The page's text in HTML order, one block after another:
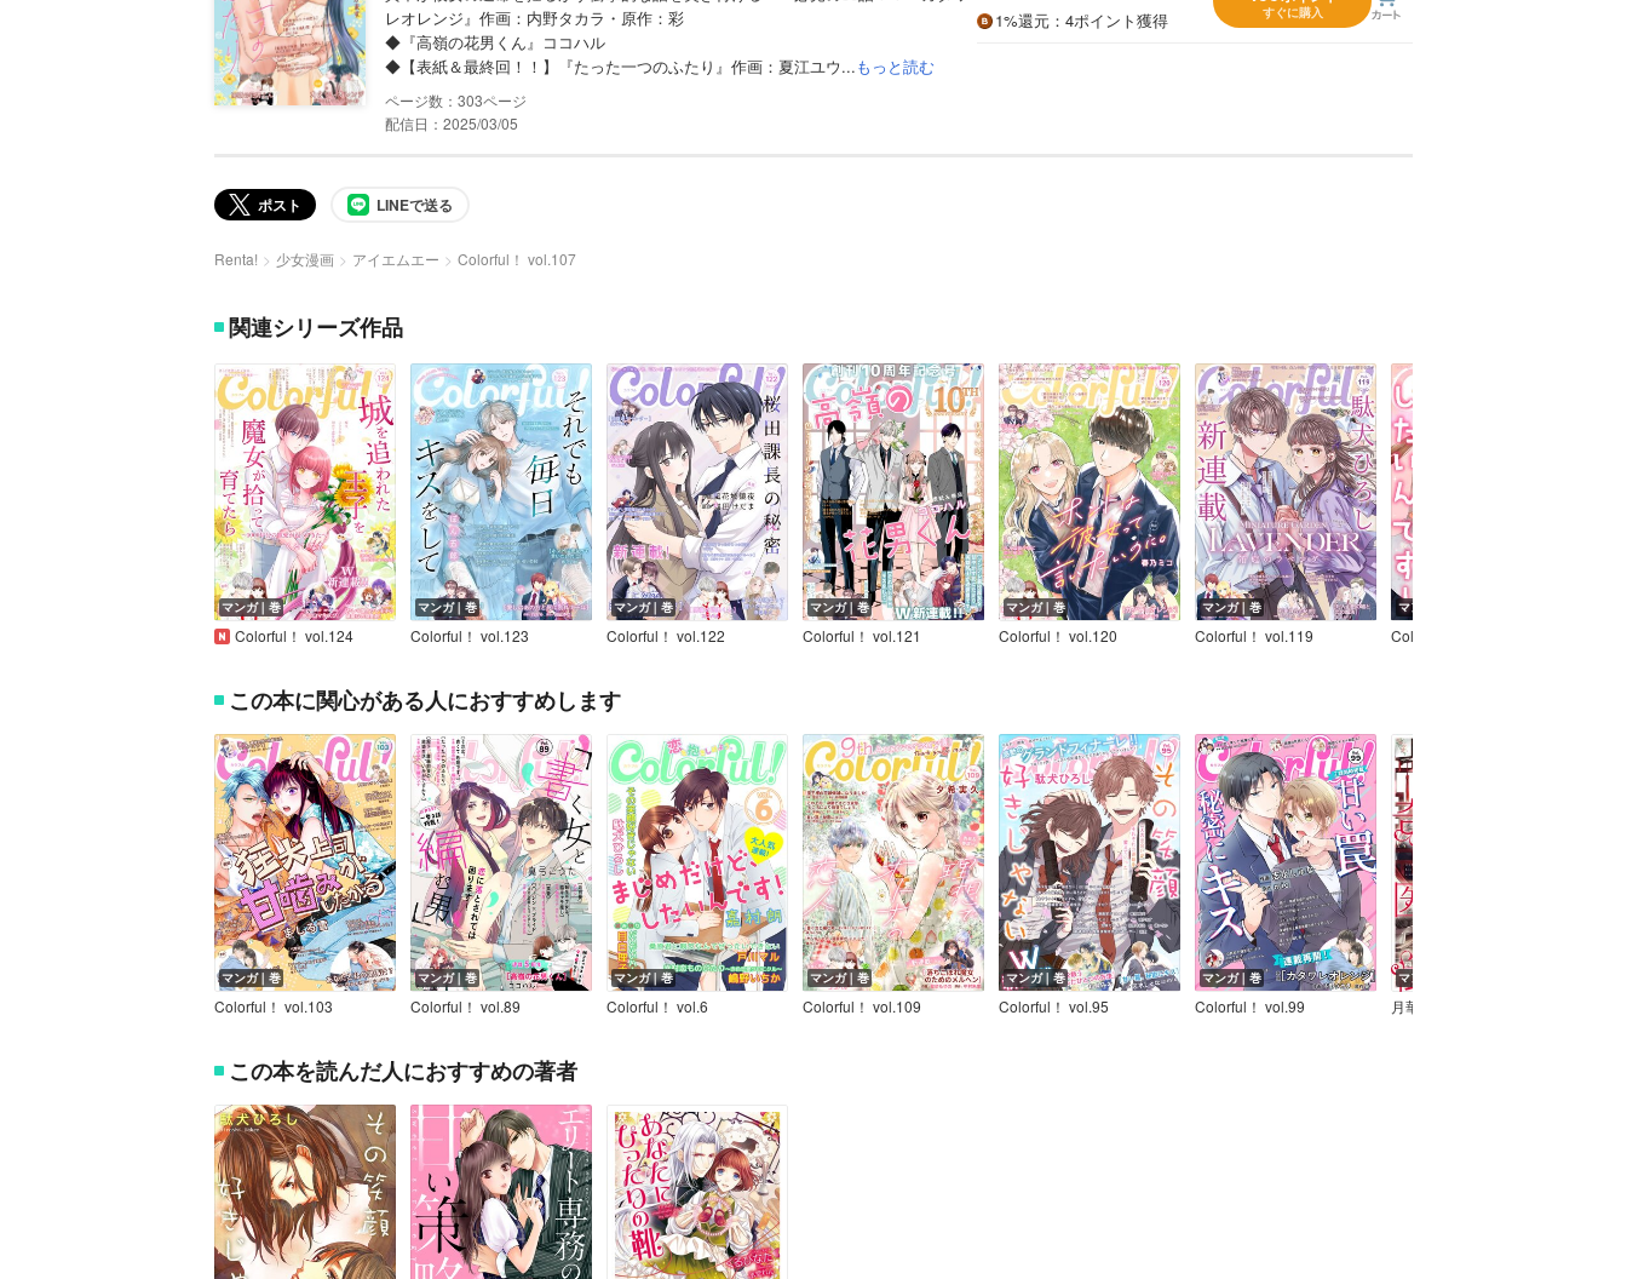
レオレンジ』作画：内野タカラ・原作：彩
◆『高嶺の花男くん』ココハル
◆【表紙＆最終回！！】『たった一つのふたり』作画：夏江ユウ...もっと読む
303
配信日：2025/03/05
1%還元 ：4ポイント獲得 すぐに購入
ポスト LINEで送る
Renta! 少女漫画 アイエムエー Colorful！ vol.107
関連シリーズ作品
マンガ｜巻
Colorful！ vol.124
マンガ｜巻
Colorful！ vol.123
マンガ｜巻
Colorful！ vol.122
マンガ｜巻
Colorful！ vol.121
マンガ｜巻
Colorful！ vol.120
マンガ｜巻
Colorful！ vol.119
マンガ｜巻
Colorful！ vol.118
この本に関心がある人におすすめします
マンガ｜巻
Colorful！ vol.103
マンガ｜巻
Colorful！ vol.89
マンガ｜巻
Colorful！ vol.6
マンガ｜巻
Colorful！ vol.109
マンガ｜巻
Colorful！ vol.95
マンガ｜巻
Colorful！ vol.99
マンガ｜巻
月華国奇医伝
この本を読んだ人におすすめの著者